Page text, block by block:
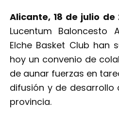
Alicante, 18 de julio de
Lucentum Baloncesto
Elche Basket Club han
hoy un convenio de
de aunar fuerzas en
difusión y de desarrollo
provincia.